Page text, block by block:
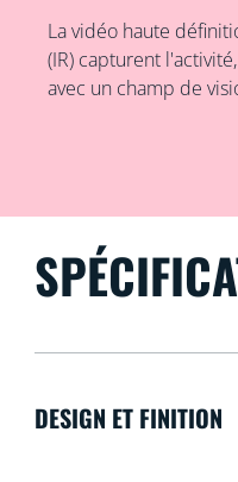
La vidéo haute
(IR) capturent
avec un champ de
DESIGN ET FINITION